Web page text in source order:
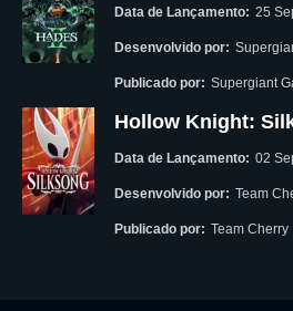
Data de Lançamento: 25
Desenvolvido por:
Publicado por: Supergiant
Hollow Knight:
Data de Lançamento: 02
Desenvolvido por: Team
Publicado por: Team Cherry